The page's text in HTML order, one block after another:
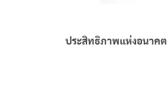
ประสิทธิภาพแห่งอนาคต